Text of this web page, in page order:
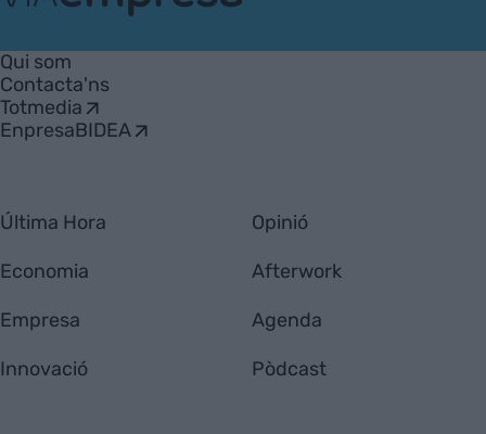
Empresa
Qui som
Contacta'ns
Totmedia
EnpresaBIDEA
Última Hora
Economia
Empresa
Innovació
Opinió
Afterwork
Agenda
Pòdcast